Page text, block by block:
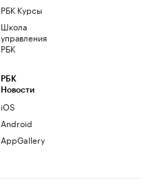
РБК Курсы
Школа
управления
РБК
РБК
Новости
iOS
Android
AppGallery